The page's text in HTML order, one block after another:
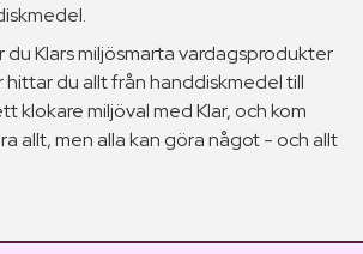
du Klars miljösmarta vardagsprodukter
hittar du allt från handdiskmedel till
klokare miljöval med Klar, och kom
allt, men alla kan göra något - och allt